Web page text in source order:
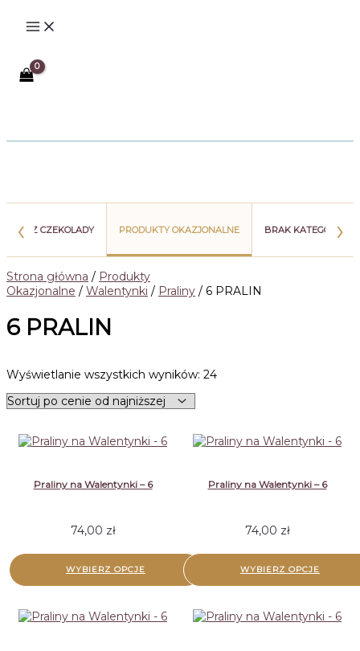
‹ Z CZEKOLADY PRODUKTY OKAZJONALNE BRAK KATEGORII›
Strona główna / Produkty
Okazjonalne / Walentynki / Praliny / 6 PRALIN
6 PRALIN
Wyświetlanie wszystkich wyników: 24Posortowane
do
Praliny na Walentynki – 6
74,00 zł
WYBIERZ OPCJE
Praliny na Walentynki – 6
74,00 zł
WYBIERZ OPCJE